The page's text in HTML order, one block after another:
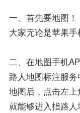
一、首先要地图！
大家无论是苹果
二、在地图手机
路人地图标注服
地图后，点击左
就能够进入指路